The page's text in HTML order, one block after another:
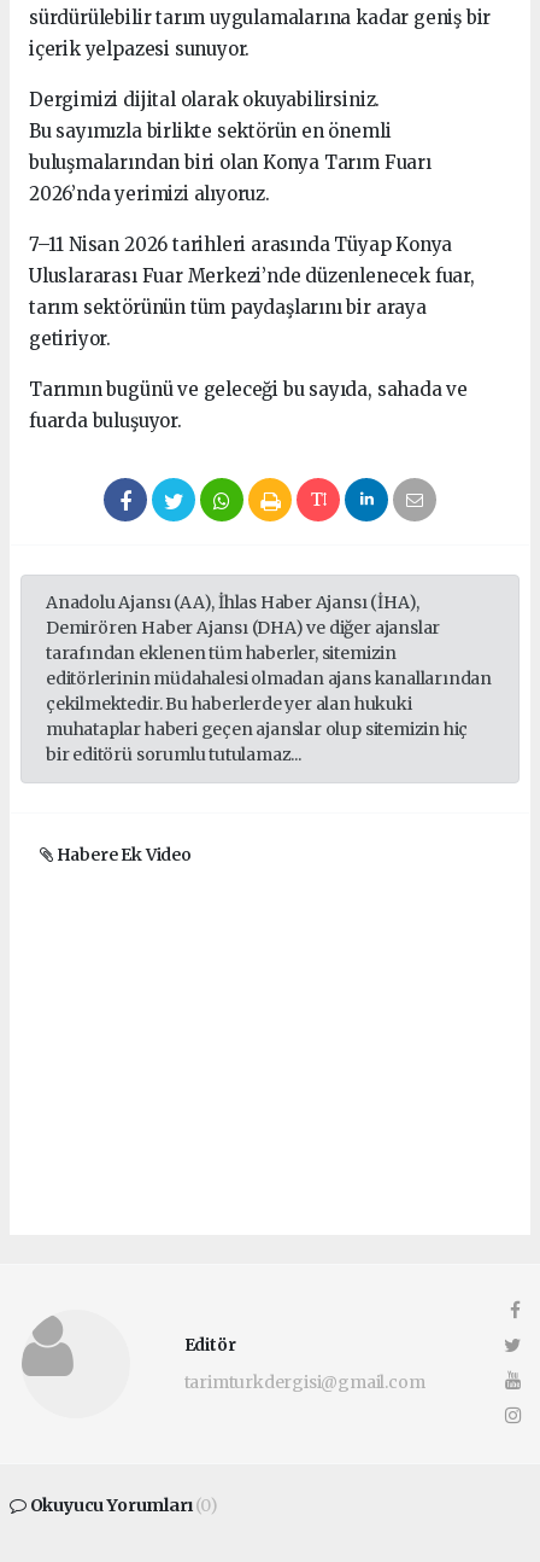
sürdürülebilir tarım uygulamalarına kadar geniş bir
içerik yelpazesi sunuyor.
Dergimizi dijital olarak okuyabilirsiniz.
Bu sayımızla birlikte sektörün en önemli
buluşmalarından biri olan Konya Tarım Fuarı
2026’nda yerimizi alıyoruz.
7–11 Nisan 2026 tarihleri arasında Tüyap Konya
Uluslararası Fuar Merkezi’nde düzenlenecek fuar,
tarım sektörünün tüm paydaşlarını bir araya
getiriyor.
Tarımın bugünü ve geleceği bu sayıda, sahada ve
fuarda buluşuyor.
Anadolu Ajansı (AA), İhlas Haber Ajansı (İHA),
Demirören Haber Ajansı (DHA) ve diğer ajanslar
tarafından eklenen tüm haberler, sitemizin
editörlerinin müdahalesi olmadan ajans kanallarından
çekilmektedir. Bu haberlerde yer alan hukuki
muhataplar haberi geçen ajanslar olup sitemizin hiç
bir editörü sorumlu tutulamaz...
Habere Ek Video
Editör
tarimturkdergisi@gmail.com
Okuyucu Yorumları(0)